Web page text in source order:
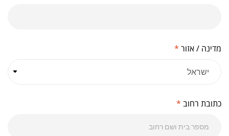
מדינה / אזור *
כתובת רחוב *